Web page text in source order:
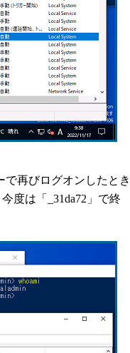
で再びログオンしたとき
度は「_31da72」で終